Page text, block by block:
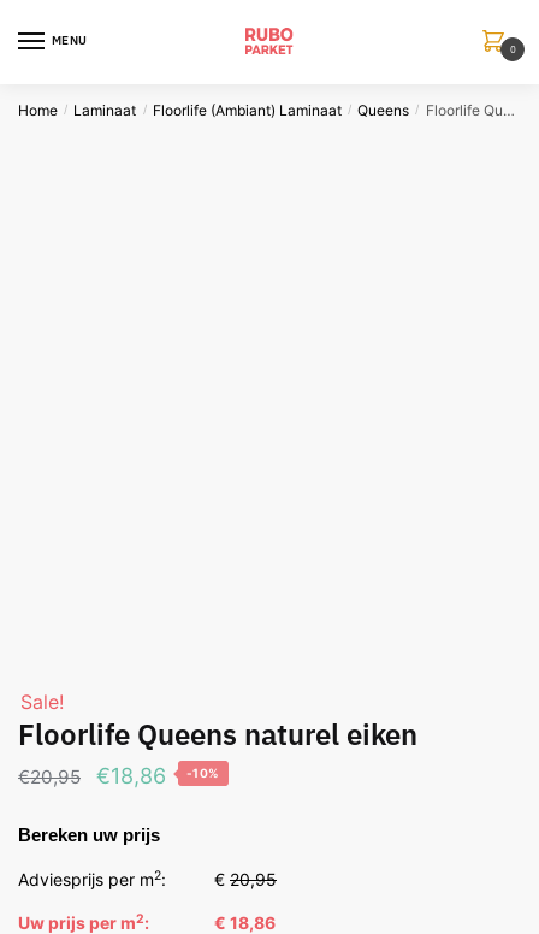
MENU
0
Home / Laminaat / Floorlife (Ambiant) Laminaat / Queens / Floorlife Queens naturel eiken
Sale!
Floorlife Queens naturel eiken
€20,95
Oorspronkelijke
was:
€20,95.
€18,86 Huidige
€18,86.
-10%
Bereken uw prijs
Adviesprijs per m2: € 20,95
Uw prijs per m2: € 18,86